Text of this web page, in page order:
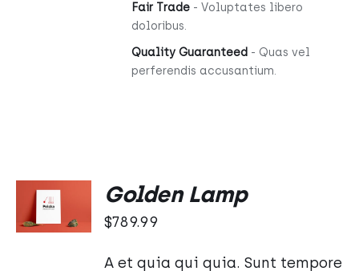
Fair Trade- Voluptates libero
doloribus.
Quality Guaranteed - Quas vel
perferendis accusantium.
Oceniono
5.00
DO
KOSZYKA
Golden Lamp
$789.99
A et quia qui quia. Sunt tempore